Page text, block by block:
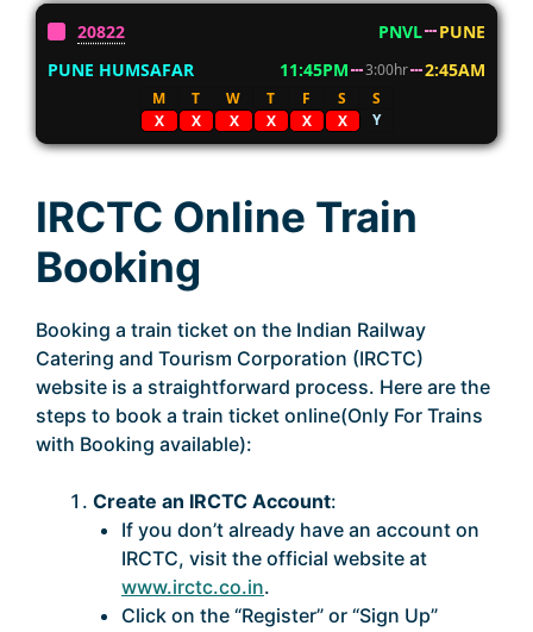
20822 PNVL
PUNE
PUNE HUMSAFAR
11:45PM 3:00hr 2:45AM
M T W T F S
S
X
X X X X X Y
IRCTC Online Train
Booking
Booking a train ticket on the Indian Railway
Catering and Tourism Corporation (IRCTC)
website is a straightforward process. Here are the
steps to book a train ticket online(Only For Trains
with Booking available):
Create an IRCTC Account:
If you don’t already have an account on
IRCTC, visit the official website at
www.irctc.co.in.
Click on the “Register” or “Sign Up”